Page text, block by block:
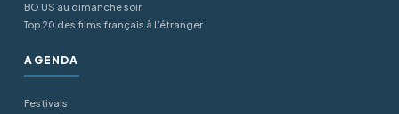
BO US au dimanche soir
Top 20 des films français à l’étranger
AGENDA
Festivals